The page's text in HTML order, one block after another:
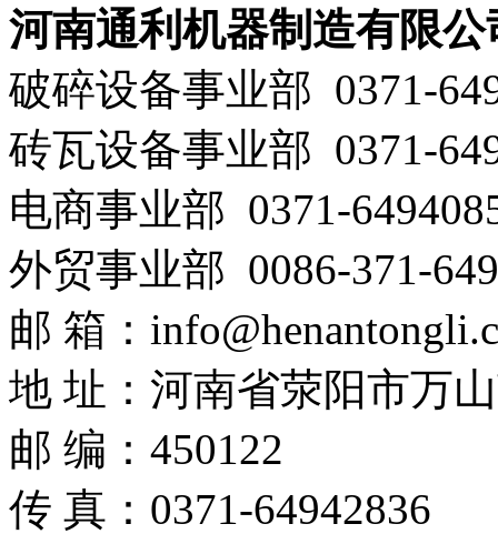
河南通利机器制造有限公
破碎设备事业部 0371-
砖瓦设备事业部 0371-
电商事业部 0371-
外贸事业部 0086-371-
邮 箱：
地 址：河南省荥阳市万
邮 编：450122
传 真：0371-64942836